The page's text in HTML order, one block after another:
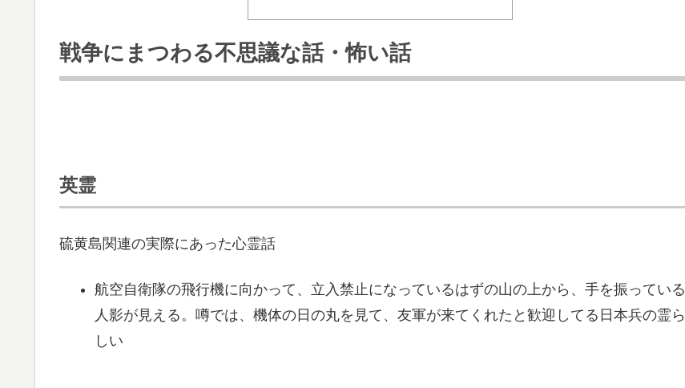
戦争にまつわる不思議な話・怖い話
英霊
硫黄島関連の実際にあった心霊話
航空自衛隊の飛行機に向かって、立入禁止になっているはずの山の上から、手を振っている
人影が見える。噂では、機体の日の丸を見て、友軍が来てくれたと歓迎してる日本兵の霊ら
しい